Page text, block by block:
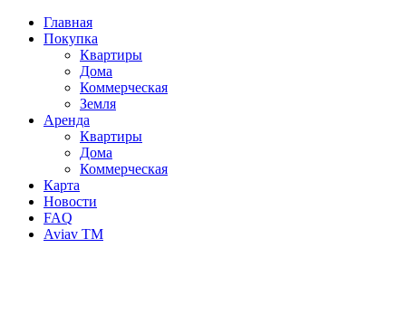
Главная
Покупка
Квартиры
Дома
Коммерческая
Земля
Аренда
Квартиры
Дома
Коммерческая
Карта
Новости
FAQ
Aviav TM